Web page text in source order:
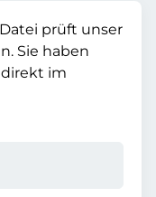
prüft unser
Sie haben
im